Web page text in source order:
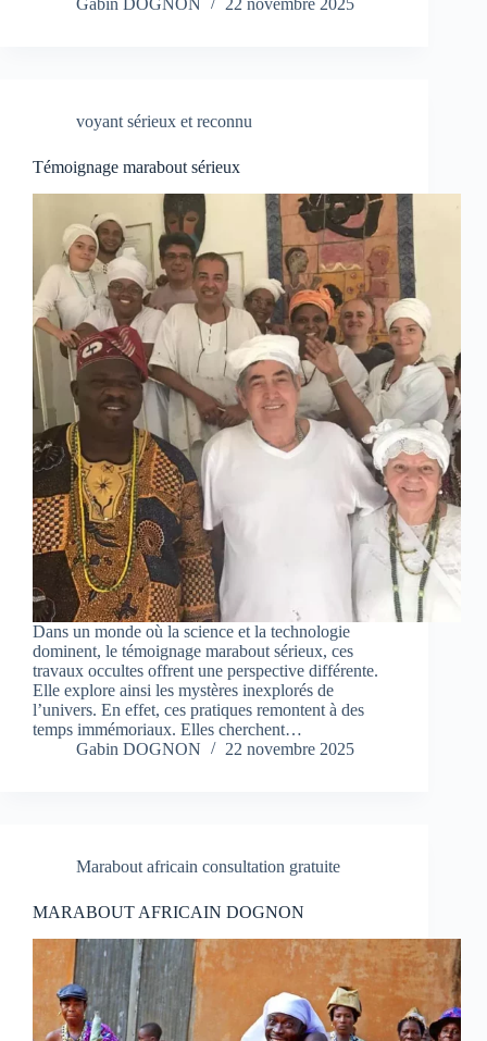
Gabin DOGNON 22 novembre 2025
voyant sérieux et reconnu
Témoignage marabout sérieux
Dans un monde où la science et la technologie
dominent, le témoignage marabout sérieux, ces
travaux occultes offrent une perspective différente.
Elle explore ainsi les mystères inexplorés de
l’univers. En effet, ces pratiques remontent à des
temps immémoriaux. Elles cherchent…
Gabin DOGNON
22 novembre 2025
Marabout africain consultation gratuite
MARABOUT AFRICAIN DOGNON